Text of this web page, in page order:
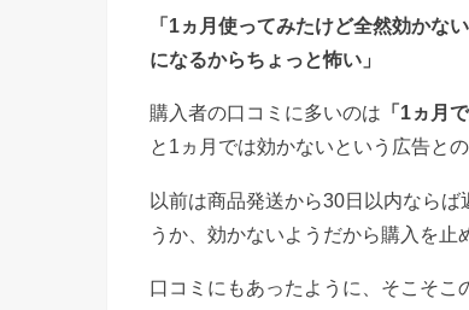
「1ヵ月使ってみたけど全然効かな
になるからちょっと怖い」
購入者の口コミに多いのは 「1ヵ月
と1ヵ月では効かないという広告と
以前は商品発送から30日以内なら
うか、効かないようだから購入を止
口コミにもあったように、そこそこ